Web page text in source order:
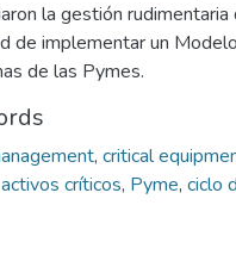
la gestión
de implementar un
de las Pymes.
, critical
activos críticos, Pyme, ciclo